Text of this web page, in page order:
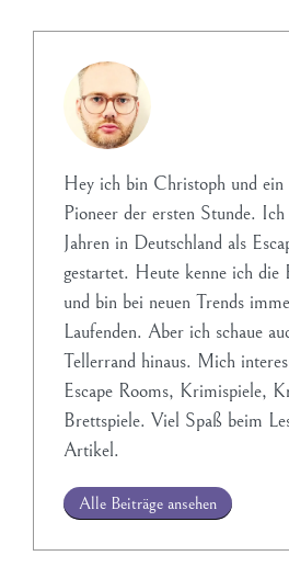
Hey ich bin Christoph und ein
Pioneer der ersten Stunde.
Jahren in Deutschland als
gestartet. Heute kenne ich die
und bin bei neuen Trends
Laufenden. Aber ich schaue
Tellerrand hinaus. Mich
Escape Rooms, Krimispiele,
Brettspiele. Viel Spaß beim
Artikel.
Alle Beiträge ansehen